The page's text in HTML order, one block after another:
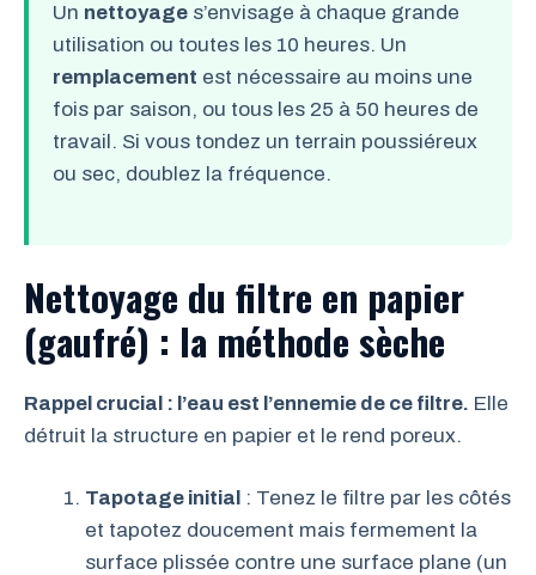
Un nettoyage s’envisage à chaque grande
utilisation ou toutes les 10 heures. Un
remplacement est nécessaire au moins une
fois par saison, ou tous les 25 à 50 heures de
travail. Si vous tondez un terrain poussiéreux
ou sec, doublez la fréquence.
Nettoyage du filtre en papier
(gaufré) : la méthode sèche
Rappel crucial : l’eau est l’ennemie de ce filtre. Elle
détruit la structure en papier et le rend poreux.
Tapotage initial : Tenez le filtre par les côtés
et tapotez doucement mais fermement la
surface plissée contre une surface plane (un